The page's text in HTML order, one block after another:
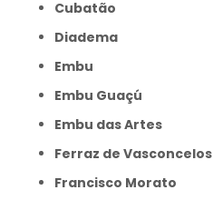
Cubatão
Diadema
Embu
Embu Guaçú
Embu das Artes
Ferraz de Vasconcelos
Francisco Morato